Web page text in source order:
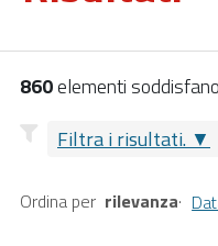
860elementi
Filtra i risultati.
Ordina per rilevanza·